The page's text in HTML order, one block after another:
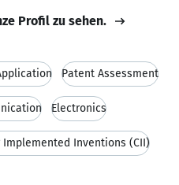
Profil zu sehen.
Patent Assessment
Electronics
Implemented Inventions (CII)